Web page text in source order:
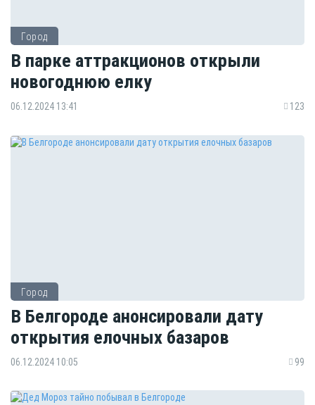
Город
В парке аттракционов открыли
новогоднюю елку
06.12.2024 13:41 123
Город
В Белгороде анонсировали дату
открытия елочных базаров
06.12.2024 10:05 99